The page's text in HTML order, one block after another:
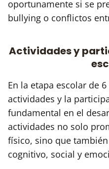
oportunamente si se
bullying o conflictos
Actividades y
En la etapa escolar de
actividades y la
fundamental en el
actividades no solo
físico, sino que
cognitivo, social y